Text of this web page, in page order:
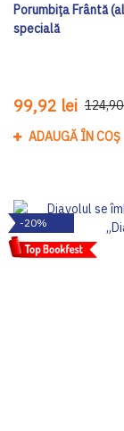
Porumbița Frântă
specială
99,92 lei
ADAUGĂ ÎN COȘ
-20%